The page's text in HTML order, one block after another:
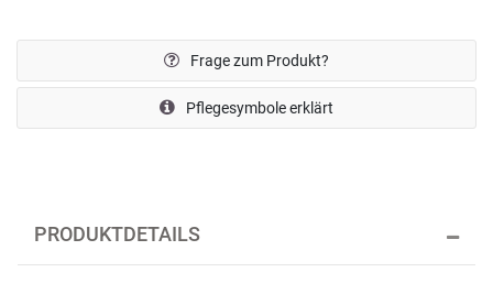
Frage zum Produkt?
Pflegesymbole erklärt
PRODUKTDETAILS